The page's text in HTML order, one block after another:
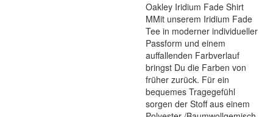
Oakley Iridium Fade Shirt
MMit unserem Iridium Fade
Tee in moderner individueller
Passform und einem
auffallenden Farbverlauf
bringst Du die Farben von
früher zurück. Für ein
bequemes Tragegefühl
sorgen der Stoff aus einem